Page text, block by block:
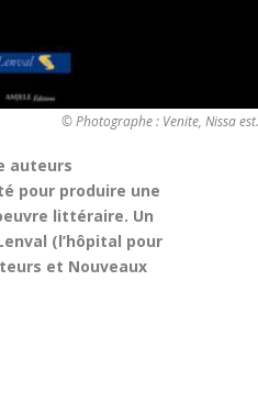
© Photographe : Venite, Nissa est.
auteurs
pour produire une
littéraire. Un
(l’hôpital pour
et Nouveaux